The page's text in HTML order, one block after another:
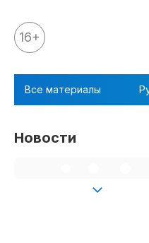
Все материалы
Аналитика
Аналитика
16+
Все материалы
Новости